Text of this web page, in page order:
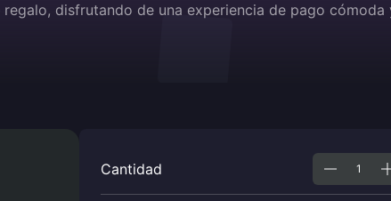
disfrutando de una experiencia de pago cómoda
Cantidad